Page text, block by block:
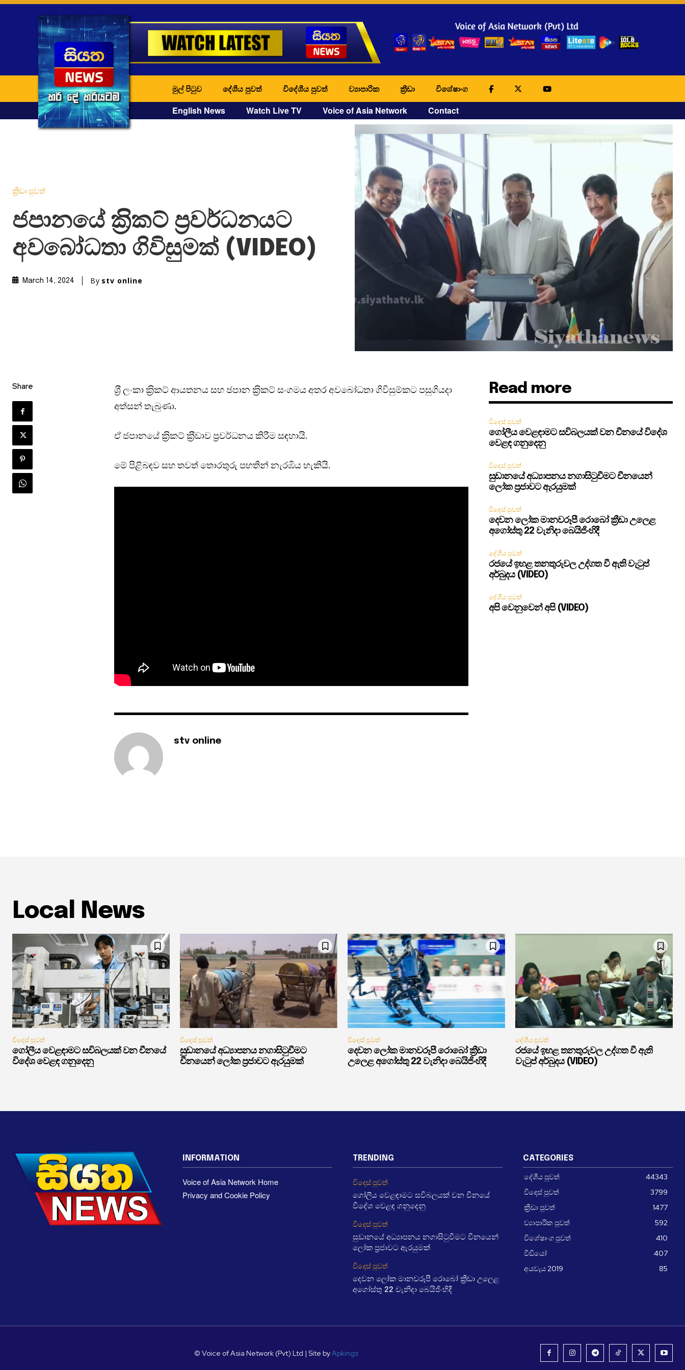
මුල් පිටුව දේශීය පුවත් විදේශීය පුවත් ව්‍යාපාරික ක්‍රීඩා විශේෂාංග
English News Watch Live TV Voice of Asia Network Contact
ක්‍රීඩා පුවත්
ජපානයේ ක‍්‍රිකට් ප්‍රවර්ධනයට
අවබෝධතා ගිවිසුමක් (VIDEO)
March 14, 2024 By stv online
Share
ශ‍්‍රී ලංකා ක‍්‍රිකට් ආයතනය සහ ඡපාන ක‍්‍රිකට් සංගමය අතර අවබෝධතා ගිවිසුම්කට පසුගියදා
අත්සන් තැබුණා.
ඒ ජපානයේ ක‍්‍රිකට් ක‍්‍රීඩාව ප‍්‍රවර්ධනය කිරීම සඳහායි.
මේ පිළිබඳව සහ තවත් තොරතුරු පහතින් නැරඹිය හැකියි.
stv online
Read more
විදෙස් පුවත්
ගෝලීය වෙළඳාමට සවිබලයක් වන චීනයේ විදේශ
වෙළඳ ගනුදෙනු
විදෙස් පුවත්
සුඩානයේ අධ්‍යාපනය නගාසිටුවීමට චීනයෙන්
ලෝක ප්‍රජාවට ඇරයුමක්
විදෙස් පුවත්
දෙවන ලෝක මානවරූපී රොබෝ ක්‍රීඩා උලෙළ
අගෝස්තු 22 වැනිදා බෙයිජිංහිදී
දේශීය පුවත්
රජයේ ඉහළ තනතුරුවල උද්ගත වී ඇති වැටුප්
අර්බුදය (VIDEO)
දේශීය පුවත්
අපි වෙනුවෙන් අපි (VIDEO)
Local News
විදෙස් පුවත්
ගෝලීය වෙළඳාමට සවිබලයක් වන චීනයේ
විදේශ වෙළඳ ගනුදෙනු
විදෙස් පුවත්
සුඩානයේ අධ්‍යාපනය නගාසිටුවීමට
චීනයෙන් ලෝක ප්‍රජාවට ඇරයුමක්
විදෙස් පුවත්
දෙවන ලෝක මානවරූපී රොබෝ ක්‍රීඩා
උලෙළ අගෝස්තු 22 වැනිදා බෙයිජිංහිදී
දේශීය පුවත්
රජයේ ඉහළ තනතුරුවල උද්ගත වී ඇති
වැටුප් අර්බුදය (VIDEO)
INFORMATION
Voice of Asia Network Home
Privacy and Cookie Policy
TRENDING
විදෙස් පුවත්
ගෝලීය වෙළඳාමට සවිබලයක් වන චීනයේ
විදේශ වෙළඳ ගනුදෙනු
විදෙස් පුවත්
සුඩානයේ අධ්‍යාපනය නගාසිටුවීමට චීනයෙන්
ලෝක ප්‍රජාවට ඇරයුමක්
විදෙස් පුවත්
දෙවන ලෝක මානවරූපී රොබෝ ක්‍රීඩා උලෙළ
අගෝස්තු 22 වැනිදා බෙයිජිංහිදී
CATEGORIES
දේශීය පුවත්
44343
විදෙස් පුවත්
3799
ක්‍රීඩා පුවත්
1477
ව්‍යාපාරික පුවත්
592
විශේෂාංග පුවත්
410
වීඩීයෝ
407
අයවැය 2019
85
© Voice of Asia Network (Pvt) Ltd | Site byApkings